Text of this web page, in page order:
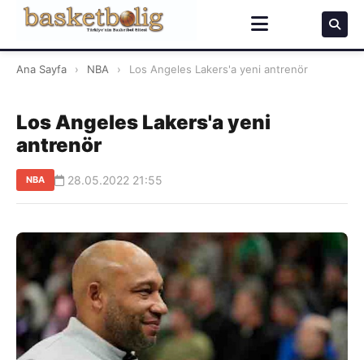
Ana Sayfa › NBA › Los Angeles Lakers'a yeni antrenör
Los Angeles Lakers'a yeni
antrenör
NBA 28.05.2022 21:55